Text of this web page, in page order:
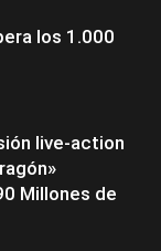
los 1.000
live-action
Millones de